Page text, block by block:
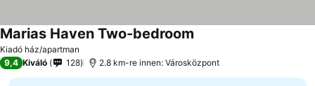
Kiadó ház/apartman
Marias Haven Two-bedroom
9,4 Kiváló 128 2.8 km-re innen: Városközpont